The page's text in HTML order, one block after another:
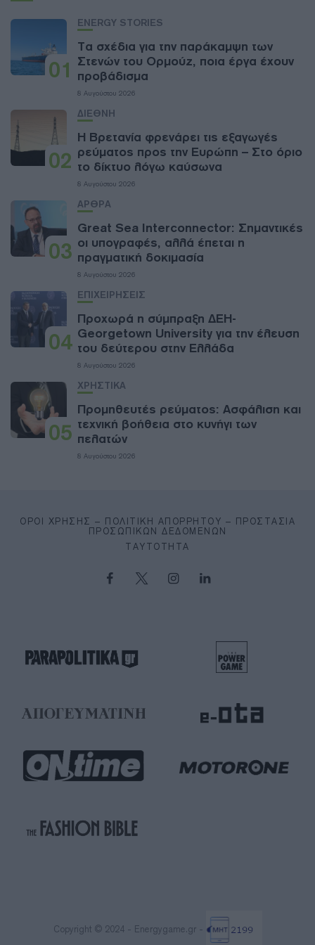
01
ENERGY STORIES
Τα σχέδια για την παράκαμψη των
Στενών του Ορμούζ, ποια έργα έχουν
προβάδισμα
8 Αυγούστου 2026
02
ΔΙΕΘΝΗ
Η Βρετανία φρενάρει τις εξαγωγές
ρεύματος προς την Ευρώπη – Στο όριο
το δίκτυο λόγω καύσωνα
8 Αυγούστου 2026
03
ΑΡΘΡΑ
Great Sea Interconnector: Σημαντικές
οι υπογραφές, αλλά έπεται η
πραγματική δοκιμασία
8 Αυγούστου 2026
04
ΕΠΙΧΕΙΡΗΣΕΙΣ
Προχωρά η σύμπραξη ΔΕΗ-
Georgetown University για την έλευση
του δεύτερου στην Ελλάδα
8 Αυγούστου 2026
05
ΧΡΗΣΤΙΚΑ
Προμηθευτές ρεύματος: Ασφάλιση και
τεχνική βοήθεια στο κυνήγι των
πελατών
8 Αυγούστου 2026
ΌΡΟΙ ΧΡΉΣΗΣ – ΠΟΛΙΤΙΚΉ ΑΠΟΡΡΉΤΟΥ – ΠΡΟΣΤΑΣΊΑ
ΠΡΟΣΩΠΙΚΏΝ ΔΕΔΟΜΈΝΩΝ
ΤΑΥΤΌΤΗΤΑ
Copyright © 2024 - Energygame.gr -